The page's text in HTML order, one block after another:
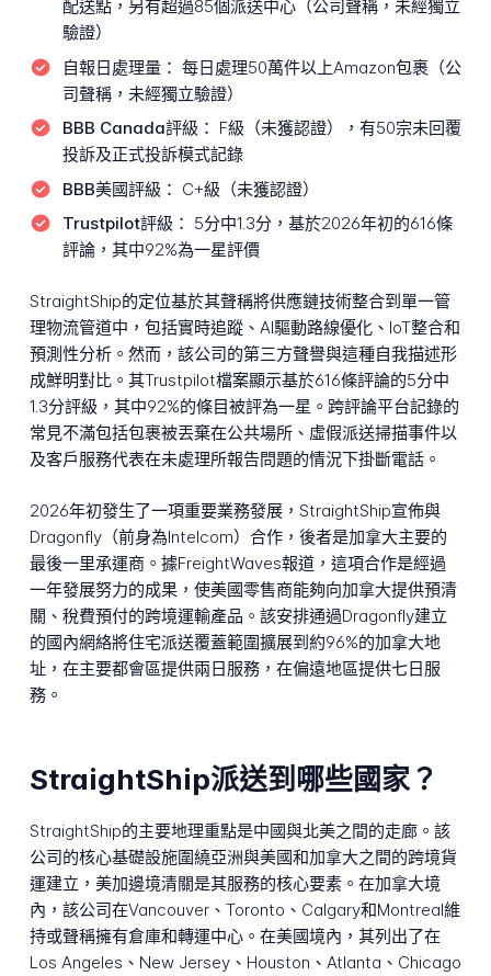
配送點，另有超過85個派送中心（公司聲稱，未經獨立
驗證）
自報日處理量： 每日處理50萬件以上Amazon包裹（公
司聲稱，未經獨立驗證）
BBB Canada評級： F級（未獲認證），有50宗未回覆
投訴及正式投訴模式記錄
BBB美國評級： C+級（未獲認證）
Trustpilot評級： 5分中1.3分，基於2026年初的616條
評論，其中92%為一星評價
StraightShip的定位基於其聲稱將供應鏈技術整合到單一管
理物流管道中，包括實時追蹤、AI驅動路線優化、IoT整合和
預測性分析。然而，該公司的第三方聲譽與這種自我描述形
成鮮明對比。其Trustpilot檔案顯示基於616條評論的5分中
1.3分評級，其中92%的條目被評為一星。跨評論平台記錄的
常見不滿包括包裹被丟棄在公共場所、虛假派送掃描事件以
及客戶服務代表在未處理所報告問題的情況下掛斷電話。
2026年初發生了一項重要業務發展，StraightShip宣佈與
Dragonfly（前身為Intelcom）合作，後者是加拿大主要的
最後一里承運商。據FreightWaves報道，這項合作是經過
一年發展努力的成果，使美國零售商能夠向加拿大提供預清
關、稅費預付的跨境運輸產品。該安排通過Dragonfly建立
的國內網絡將住宅派送覆蓋範圍擴展到約96%的加拿大地
址，在主要都會區提供兩日服務，在偏遠地區提供七日服
務。
StraightShip派送到哪些國家？
StraightShip的主要地理重點是中國與北美之間的走廊。該
公司的核心基礎設施圍繞亞洲與美國和加拿大之間的跨境貨
運建立，美加邊境清關是其服務的核心要素。在加拿大境
內，該公司在Vancouver、Toronto、Calgary和Montreal維
持或聲稱擁有倉庫和轉運中心。在美國境內，其列出了在
Los Angeles、New Jersey、Houston、Atlanta、Chicago